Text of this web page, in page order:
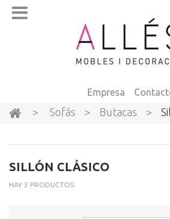
Empresa
> Sofás > Butacas >
SILLÓN CLÁSICO
HAY 3 PRODUCTOS.